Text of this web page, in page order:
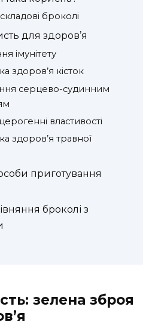
броколі
для здоров’я
імунітету
здоров’я кісток
серцево-судинним
властивості
здоров’я травної
приготування
броколі з
зелена зброя